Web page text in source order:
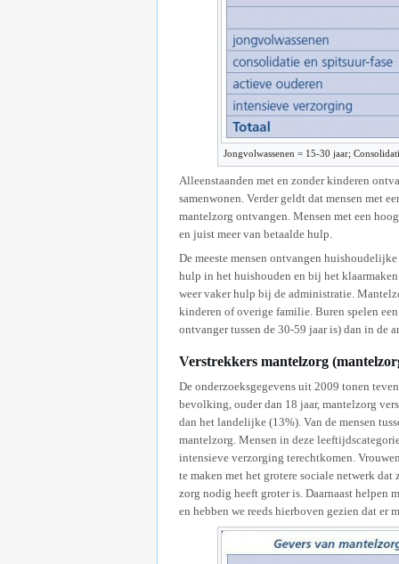
Jongvolwassenen = 15-30 jaar;
Alleenstaanden met en zonder kinderen
samenwonen. Verder geldt dat mensen met
mantelzorg ontvangen. Mensen met een
en juist meer van betaalde hulp.
De meeste mensen ontvangen
hulp in het huishouden en bij het
weer vaker hulp bij de administratie.
kinderen of overige familie. Buren spelen
ontvanger tussen de 30-59 jaar is) dan in de
Verstrekkers mantelzorg
De onderzoeksgegevens uit 2009 tonen
bevolking, ouder dan 18 jaar, mantelzorg
dan het landelijke (13%). Van de mensen
mantelzorg. Mensen in deze
intensieve verzorging terechtkomen.
te maken met het grotere sociale netwerk
zorg nodig heeft groter is. Daarnaast helpen
en hebben we reeds hierboven gezien dat er